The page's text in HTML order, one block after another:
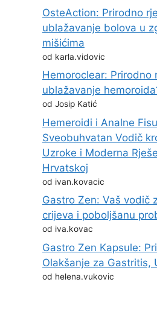
OsteAction: Prirodno
ublažavanje bolova u
mišićima
od karla.vidovic
Hemoroclear: Prirodno
ublažavanje
od Josip Katić
Hemeroidi i Analne
Sveobuhvatan Vodič
Uzroke i Moderna
Hrvatskoj
od ivan.kovacic
Gastro Zen: Vaš vodič
crijeva i poboljšanu
od iva.kovac
Gastro Zen Kapsule:
Olakšanje za Gastritis,
od helena.vukovic